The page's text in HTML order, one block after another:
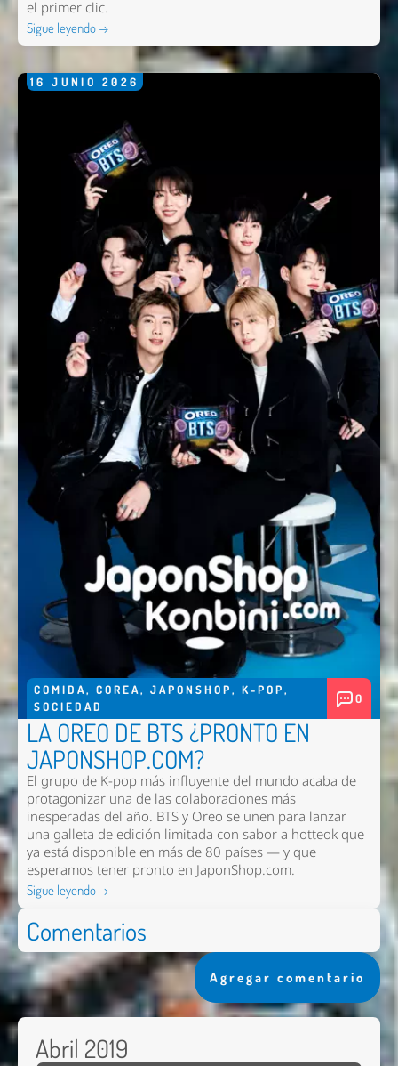
el primer clic.
Sigue leyendo →
16 JUNIO 2026
COMIDA, COREA, JAPONSHOP, K-POP,
SOCIEDAD
0
LA OREO DE BTS ¿PRONTO EN
JAPONSHOP.COM?
El grupo de K-pop más influyente del mundo acaba de
protagonizar una de las colaboraciones más
inesperadas del año. BTS y Oreo se unen para lanzar
una galleta de edición limitada con sabor a hotteok que
ya está disponible en más de 80 países — y que
esperamos tener pronto en JaponShop.com.
Sigue leyendo →
Comentarios
Agregar comentario
Abril 2019
Nombre *
Email *
Comentario *